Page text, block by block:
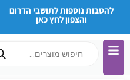
להטבות נוספות לתושבי הדרום
והצפון לחץ כאן